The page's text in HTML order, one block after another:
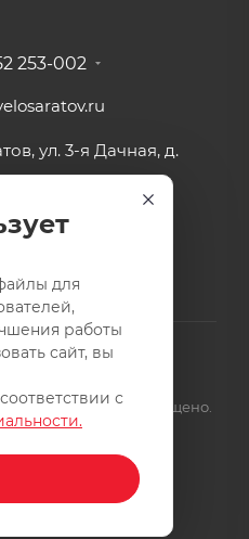
253-002
ул. 3-я Дачная, д.
и фотографий запрещено.
для
работы
сайт, вы
с